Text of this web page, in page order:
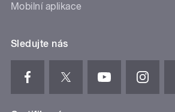
Mobilní aplikace
Sledujte nás